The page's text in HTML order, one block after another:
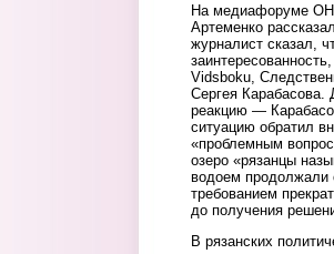
На медиафоруме
Артеменко
журналист сказал,
Vidsboku,
Сергея
реакцию —
ситуацию обратил
«проблемным
озеро «рязанцы
водоем продолжали
требованием
до получения
В рязанских